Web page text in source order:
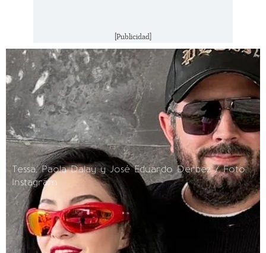
[Publicidad]
Tessa, Paola Dalay y José Eduardo Derbez / Foto:
Instagram